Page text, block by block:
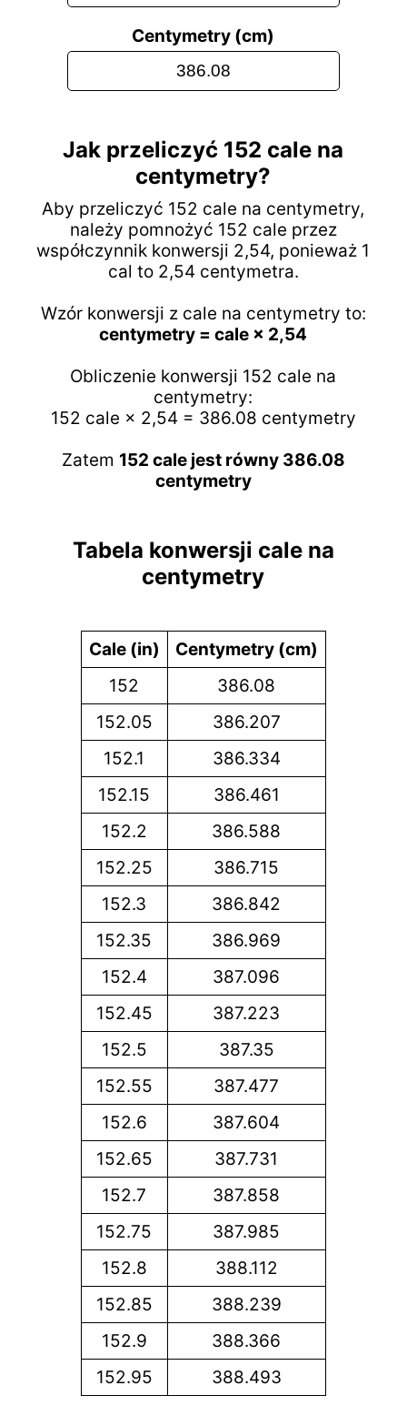
Centymetry (cm)
Jak przeliczyć 152 cale na
centymetry?
Aby przeliczyć 152 cale na centymetry,
należy pomnożyć 152 cale przez
współczynnik konwersji 2,54, ponieważ 1
cal to 2,54 centymetra.
Wzór konwersji z cale na centymetry to:
centymetry = cale × 2,54
Obliczenie konwersji 152 cale na
centymetry:
152 cale × 2,54 = 386.08 centymetry
Zatem 152 cale jest równy 386.08
centymetry
Tabela konwersji cale na
centymetry
Cale (in)
Centymetry (cm)
152
386.08
152.05
386.207
152.1
386.334
152.15
386.461
152.2
386.588
152.25
386.715
152.3
386.842
152.35
386.969
152.4
387.096
152.45
387.223
152.5
387.35
152.55
387.477
152.6
387.604
152.65
387.731
152.7
387.858
152.75
387.985
152.8
388.112
152.85
388.239
152.9
388.366
152.95
388.493